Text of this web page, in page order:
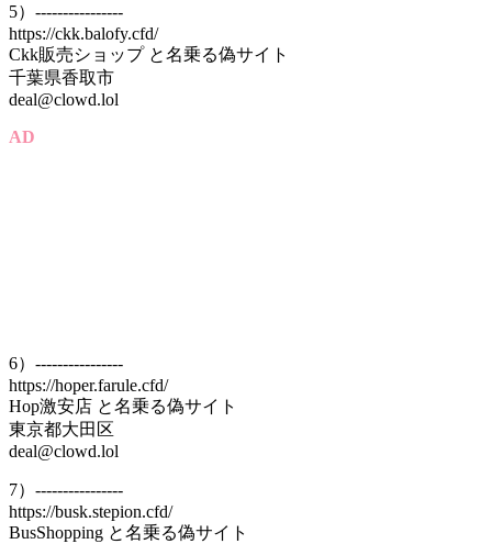
5）----------------
https://ckk.balofy.cfd/
Ckk販売ショップ と名乗る偽サイト
千葉県香取市
deal@clowd.lol
AD
6）----------------
https://hoper.farule.cfd/
Hop激安店 と名乗る偽サイト
東京都大田区
deal@clowd.lol
7）----------------
https://busk.stepion.cfd/
BusShopping と名乗る偽サイト